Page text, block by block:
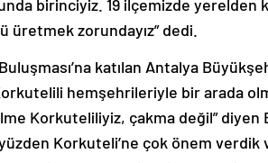
birinciyiz. 19 ilçemizde yerelden
üretmek zorundayız” dedi.
katılan Antalya
hemşehrileriyle bir arada
Korkuteliliyiz, çakma değil” diyen
Korkuteli’ne çok önem verdik